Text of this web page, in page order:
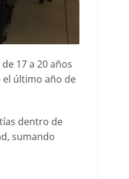
17 a 20 años
último año de
dentro de
sumando